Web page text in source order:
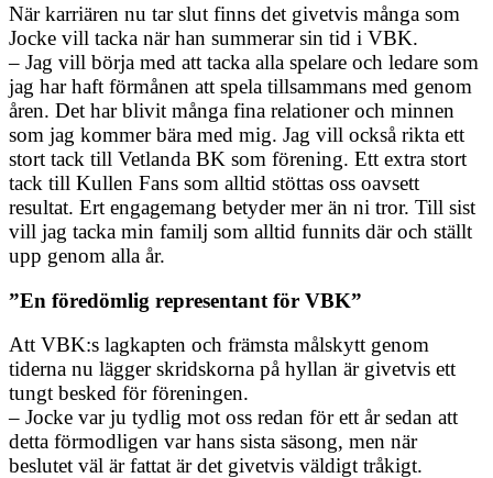
När karriären nu tar slut finns det givetvis många som
Jocke vill tacka när han summerar sin tid i VBK.
– Jag vill börja med att tacka alla spelare och ledare som
jag har haft förmånen att spela tillsammans med genom
åren. Det har blivit många fina relationer och minnen
som jag kommer bära med mig. Jag vill också rikta ett
stort tack till Vetlanda BK som förening. Ett extra stort
tack till Kullen Fans som alltid stöttas oss oavsett
resultat. Ert engagemang betyder mer än ni tror. Till sist
vill jag tacka min familj som alltid funnits där och ställt
upp genom alla år.
”En föredömlig representant för VBK”
Att VBK:s lagkapten och främsta målskytt genom
tiderna nu lägger skridskorna på hyllan är givetvis ett
tungt besked för föreningen.
– Jocke var ju tydlig mot oss redan för ett år sedan att
detta förmodligen var hans sista säsong, men när
beslutet väl är fattat är det givetvis väldigt tråkigt.